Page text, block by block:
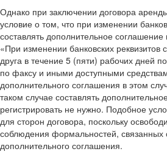
Однако при заключении договора
условие о том, что при изменении
составлять дополнительное
«При изменении банковских реквизитов
друга в течение 5 (пяти) рабочих дней
по факсу и иными доступными
дополнительного соглашения в этом
таком случае составлять
регистрировать не нужно. Подобное
для сторон договора, поскольку
соблюдения формальностей, связанных
дополнительного соглашения.